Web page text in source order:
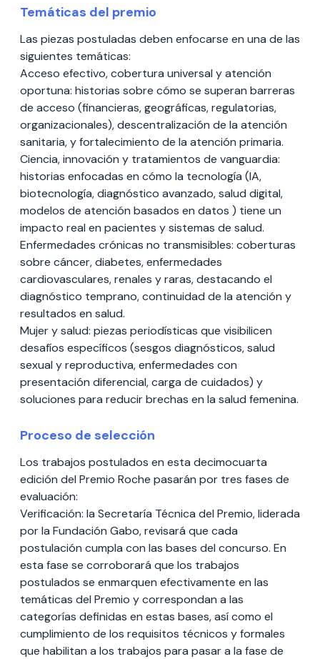
Temáticas del premio
Las piezas postuladas deben enfocarse en una de las
siguientes temáticas:
Acceso efectivo, cobertura universal y atención
oportuna: historias sobre cómo se superan barreras
de acceso (financieras, geográficas, regulatorias,
organizacionales), descentralización de la atención
sanitaria, y fortalecimiento de la atención primaria.
Ciencia, innovación y tratamientos de vanguardia:
historias enfocadas en cómo la tecnología (IA,
biotecnología, diagnóstico avanzado, salud digital,
modelos de atención basados en datos ) tiene un
impacto real en pacientes y sistemas de salud.
Enfermedades crónicas no transmisibles: coberturas
sobre cáncer, diabetes, enfermedades
cardiovasculares, renales y raras, destacando el
diagnóstico temprano, continuidad de la atención y
resultados en salud.
Mujer y salud: piezas periodísticas que visibilicen
desafíos específicos (sesgos diagnósticos, salud
sexual y reproductiva, enfermedades con
presentación diferencial, carga de cuidados) y
soluciones para reducir brechas en la salud femenina.
Proceso de selección
Los trabajos postulados en esta decimocuarta
edición del Premio Roche pasarán por tres fases de
evaluación:
Verificación: la Secretaría Técnica del Premio, liderada
por la Fundación Gabo, revisará que cada
postulación cumpla con las bases del concurso. En
esta fase se corroborará que los trabajos
postulados se enmarquen efectivamente en las
temáticas del Premio y correspondan a las
categorías definidas en estas bases, así como el
cumplimiento de los requisitos técnicos y formales
que habilitan a los trabajos para pasar a la fase de